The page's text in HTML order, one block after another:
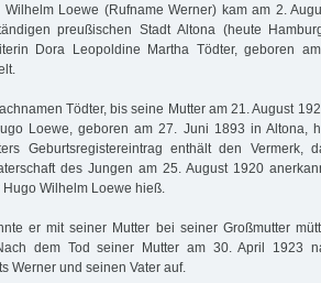
Wilhelm Loewe (Rufname Werner) kam am 2.
preußischen Stadt Altona (heute
Dora Leopoldine Martha Tödter, geboren
Tödter, bis seine Mutter am 21. August
Loewe, geboren am 27. Juni 1893 in Altona,
Geburtsregistereintrag enthält den Vermerk,
des Jungen am 25. August 1920
Hugo Wilhelm Loewe hieß.
er mit seiner Mutter bei seiner Großmutter
dem Tod seiner Mutter am 30. April 1923
Werner und seinen Vater auf.